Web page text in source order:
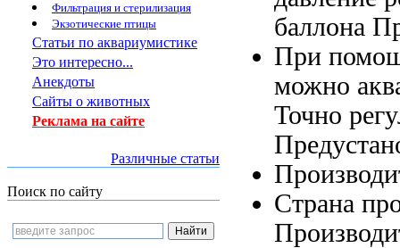
Фильтрация и стерилизация
Экзотические птицы
Статьи по аквариумистике
Это интересно...
Анекдоты
Сайты о животных
Реклама на сайте
Различные статьи
Поиск по сайту
баллона
При
можно
Точно
Страна